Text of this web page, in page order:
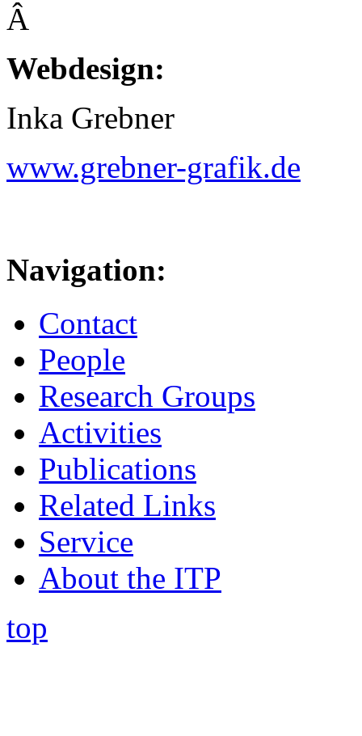
Â
Webdesign:
Inka Grebner
www.grebner-grafik.de
Navigation:
Contact
People
Research Groups
Activities
Publications
Related Links
Service
About the ITP
top